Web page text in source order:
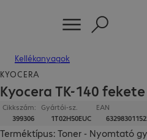
Kellékanyagok
KYOCERA
Kyocera TK-140
Cikkszám:
399306
Gyártói-sz.
1T02H50EUC
EAN
Terméktípus: Toner - Nyomtató